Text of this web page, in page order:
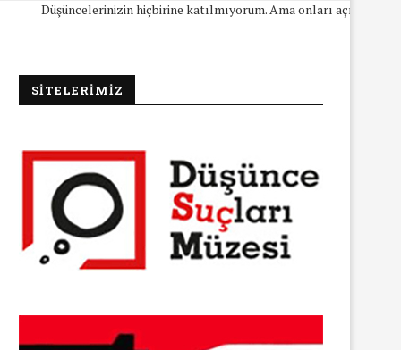
Düşüncelerinizin hiçbirine katılmıyorum. Ama onları açıkça ifade
SİTELERİMİZ